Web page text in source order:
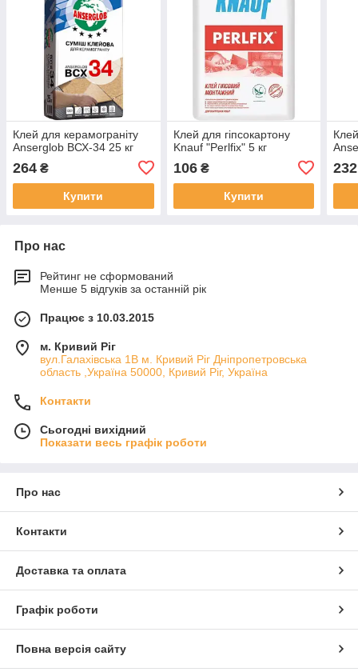
Клей для керамограніту
Anserglob ВСХ-34 25 кг
264 ₴
Купити
Клей для гіпсокартону
Knauf "Perlfix" 5 кг
106₴
Купити
232
Про нас
Рейтинг не сформований
Менше 5 відгуків за останній рік
Працює з 10.03.2015
м. Кривий Ріг
вул.Галахівська 1В м. Кривий Ріг Дніпропетровська
область ,Україна 50000, Кривий Ріг, Україна
Контакти
Сьогодні вихідний
Показати весь графік роботи
Про нас
Контакти
Доставка та оплата
Графік роботи
Повна версія сайту